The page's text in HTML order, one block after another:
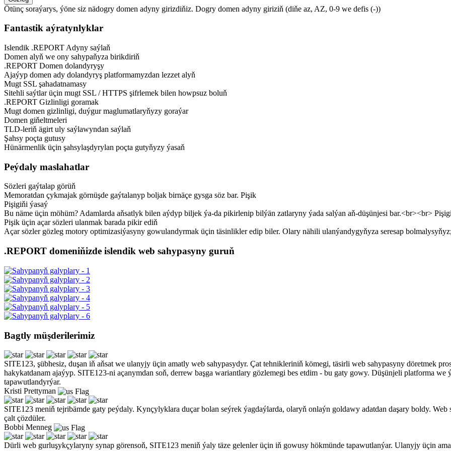
Ötünç soraýarys, ýöne siz nädogry domen adyny girizdiňiz. Dogry domen adyny giriziň (diňe az, AZ, 0-9 we defis (-))
Fantastik aýratynlyklar
Islendik .REPORT Adyny saýlaň
Domen alyň we ony sahypaňyza birikdiriň
.REPORT Domen dolandyryşy
Ajaýyp domen ady dolandyryş platformamyzdan lezzet alyň
Mugt SSL şahadatnamasy
Sitehli saýtlar üçin mugt SSL / HTTPS şifrlemek bilen howpsuz boluň
.REPORT Gizlinligi goramak
Mugt domen gizlinligi, duýgur maglumatlaryňyzy goraýar
Domen giňeltmeleri
TLD-leriň ägirt uly saýlawyndan saýlaň
Şahsy poçta gutusy
Hünärmenlik üçin şahsylaşdyrylan poçta gutyňyzy ýasaň
Peýdaly maslahatlar
Sözleri gaýtalap görüň
Memoratdan çykmajak görnüşde gaýtalanyp boljak birnäçe gysga söz bar. Pişik
Pişigiňi ýasaý
Bu näme üçin möhüm? Adamlarda aňsatlyk bilen aýdyp biljek ýa-da pikirlenip bilýän zatlaryny ýada salýan aň-düşünjesi bar.<br><br>
Pişik üçin açar sözleri ulanmak barada pikir ediň
Açar sözler gözleg motory optimizasiýasyny gowulandyrmak üçin täsinlikler edip biler. Olary nähili ulanýandygyňyza seresap
.REPORT domeniňizde islendik web sahypasyny guruň
Bagtly müşderilerimiz
SITE123, şübhesiz, duşan iň aňsat we ulanyjy üçin amatly web sahypasydyr. Çat tehnikleriniň kömegi, täsirli web sahypasyny döretmek
hakykatdanam ajaýyp. SITE123-ni açanymdan soň, derrew başga wariantlary gözlemegi bes etdim - bu gaty gowy. Düşünjeli platforma
tapawutlandyrýar.
Kristi Prettyman
SITE123 meniň tejribämde gaty peýdaly. Kynçylyklara duçar bolan seýrek ýagdaýlarda, olaryň onlaýn goldawy adatdan daşary boldy.
çalt çözdüler.
Bobbi Menneg
Dürli web gurluşykçylaryny synap görensoň, SITE123 meniň ýaly täze gelenler üçin iň gowusy hökmünde tapawutlanýar. Ulanyjy üçin